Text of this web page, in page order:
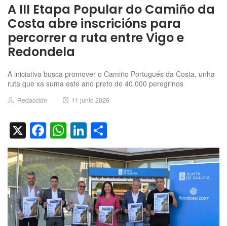
A III Etapa Popular do Camiño da
Costa abre inscricións para
percorrer a ruta entre Vigo e
Redondela
A iniciativa busca promover o Camiño Portugués da Costa, unha
ruta que xa suma este ano preto de 40.000 peregrinos
Author
Redacción
Posted
11 junio 2026
X Facebook
WhatsApp
LinkedIn